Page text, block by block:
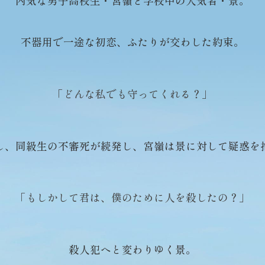
不器用で一途な初恋、ふたりが交わした約束。
「どんな私でも守ってくれる？」
、同級生の不審死が続発し、 宮嶺は景に対して疑惑を
「もしかして君は、僕のために人を殺したの？」
殺人犯へと変わりゆく景。